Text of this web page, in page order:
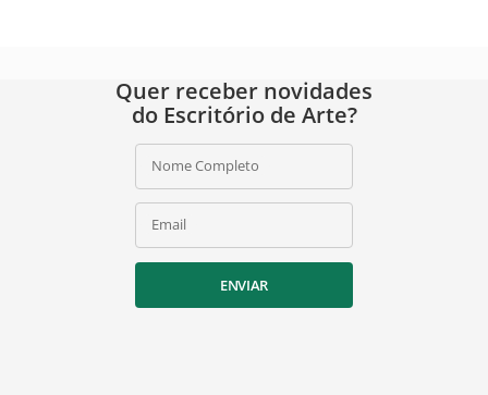
Quer receber novidades
do Escritório de Arte?
Nome Completo
Email
ENVIAR